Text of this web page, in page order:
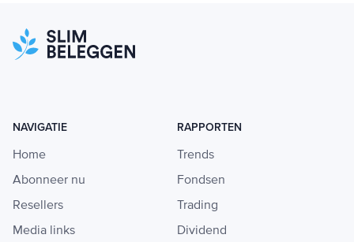
NAVIGATIE
Home
Abonneer nu
Resellers
Media links
RAPPORTEN
Trends
Fondsen
Trading
Dividend